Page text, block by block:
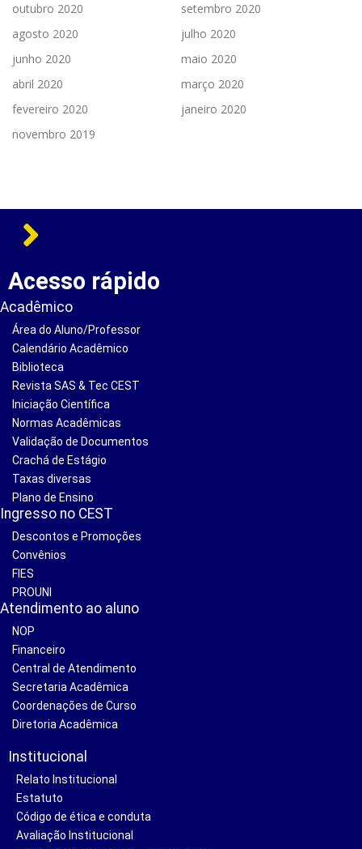
outubro 2020
setembro 2020
agosto 2020
julho 2020
junho 2020
maio 2020
abril 2020
março 2020
fevereiro 2020
janeiro 2020
novembro 2019
Acesso rápido
Acadêmico
Área do Aluno/Professor
Calendário Acadêmico
Biblioteca
Revista SAS & Tec CEST
Iniciação Científica
Normas Acadêmicas
Validação de Documentos
Crachá de Estágio
Taxas diversas
Plano de Ensino
Ingresso no CEST
Descontos e Promoções
Convênios
FIES
PROUNI
Atendimento ao aluno
NOP
Financeiro
Central de Atendimento
Secretaria Acadêmica
Coordenações de Curso
Diretoria Acadêmica
Institucional
Relato Institucional
Estatuto
Código de ética e conduta
Avaliação Institucional